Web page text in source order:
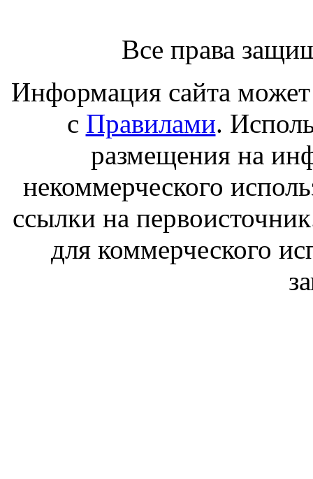
Все права
Информация сайта может
с Правилами.
размещения на
некоммерческого
ссылки на
для коммерческого